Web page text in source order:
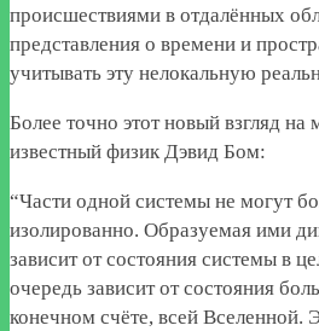
происшествиями в отдалённых
представления о времени и
учитывать эту нелокальную
Более точно этот новый взгляд
известный физик Дэвид Бом:
“Части одной системы не могут
изолированно. Образуемая ими
зависит от состояния системы в
очередь зависит от состояния
конечном счёте, всей Вселенной.